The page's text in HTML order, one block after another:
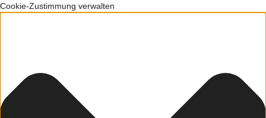
Cookie-Zustimmung verwalten